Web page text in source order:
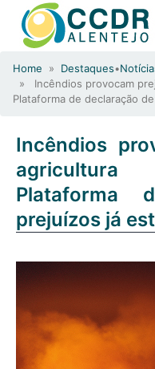
Home » Destaques•
» Incêndios provocam
Plataforma de declaração
Incêndios
Plataforma
prejuízos já